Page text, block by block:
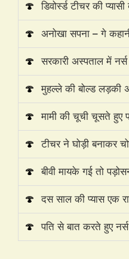
🍄 डिवोर्स्ड टीचर की प्यासी
🍄 अनोखा सपना – गे
🍄 सरकारी अस्पताल में
🍄 मुहल्ले की बोल्ड लड़की
🍄 मामी की चूची चूसते हुए
🍄 टीचर ने घोड़ी बनाकर
🍄 बीवी मायके गई तो
🍄 दस साल की प्यास एक
🍄 पति से बात करते हुए